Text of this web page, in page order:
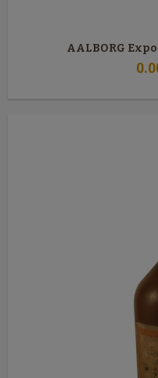
AALBORG
0